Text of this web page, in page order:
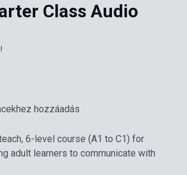
Class Audio
hozzáadás
6-level course (A1 to C1) for
adult learners to communicate with